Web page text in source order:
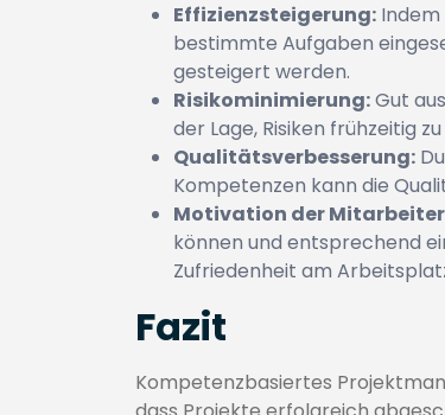
Effizienzsteigerung:
bestimmte Aufgaben
gesteigert werden.
Risikominimierung:Gut
der Lage, Risiken frühzeitig
Qualitätsverbesserung:
Kompetenzen kann die
Motivation der
können und entsprechend
Zufriedenheit am
Fazit
Kompetenzbasiertes